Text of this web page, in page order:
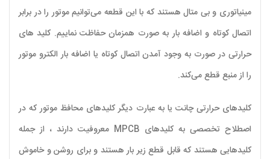
مینیاتوری و بی متال هستند که با این قطعه می‌توانیم موتور را در برابر
اتصال کوتاه و اضافه بار به صورت همزمان حفاظت نماییم. کلید‌ های
حرارتی در صورت به وجود آمدن اتصال کوتاه یا اضافه بار الکترو موتور
را از منبع قطع می‌کند.
کلید‌های حرارتی چانت یا به عبارت دیگر کلید‌های محافظ موتور که در
اصطلاح تخصصی به کلید‌های MPCB معروفیت دارند ، از جمله
کلید‌هایی هستند که قابل قطع زیر بار هستند و برای روشن و خاموش